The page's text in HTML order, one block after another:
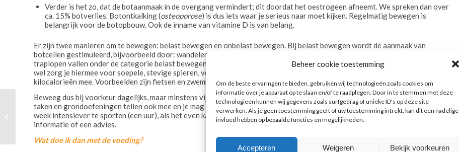
Beheer cookie toestemming
Om de beste ervaringen te bieden, gebruiken wij technologieën zoals cookies om
informatie over je apparaat op te slaan en/of te raadplegen. Door in te stemmen met deze
technologieën kunnen wij gegevens zoals surfgedrag of unieke ID's op deze site
verwerken. Als je geen toestemming geeft of uw toestemming intrekt, kan dit een nadelige
invloed hebben op bepaalde functies en mogelijkheden.
Accepteren Weigeren Bekijk voorkeuren
Verder is het zo, dat de botaanmaak in de overgang vermindert; dit doordat het oestrogeen afneemt. We spreken dan over
ca. 15% botverlies. Botontkalking (osteoporose) is dus iets waar je serieus naar moet kijken. Regelmatig bewegen is
belangrijk voor de botopbouw. Ook de inname van vitamine D is van belang.
Er zijn twee manieren om te bewegen: belast bewegen en onbelast bewegen. Bij belast bewegen wordt de aanmaak van
botcellen gestimuleerd, bijvoorbeeld door: wandelen, yoga/pilates, fitness, dansen, hardlopen. Maar ook skaten, tennissen,
traplopen vallen onder de categorie belast bewegen. Bij onbelast bewegen wordt de aanmaak van botcellen niet gestimuleerd;
wel zorg je hiermee voor soepele, stevige spieren, vergroot het de capaciteit van hart en longen en verbrand je er natuurlijk
kilocalorieën mee. Voorbeelden zijn fietsen en zwemmen.
Beweeg dus bij voorkeur dagelijks, maar minstens vijf dagen per week en dan minimaal een half uur matig actief. Huishoudelijke
taken en grondoefeningen tellen ook mee en je mag het ook verdelen over 3x 10 minuten! Daarnaast is het advies om 1x per
week intensiever te sporten (een uur), als het even kan in de buitenlucht. U kunt bij uw LijfStijling coach altijd terecht voor meer
informatie of een advies.
Wat doe ik dan met de voeding?
Yvonne, 57 jaar, viel 35
kilo af in een jaar tijd
met BodySupport